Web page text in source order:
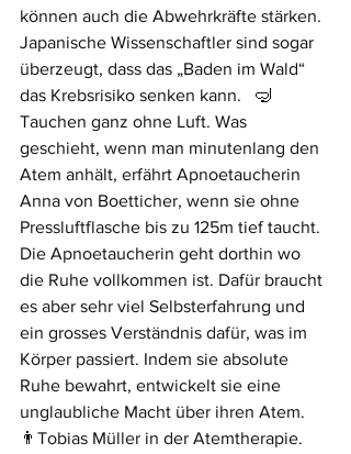
können auch die Abwehrkräfte stärken.
Japanische Wissenschaftler sind sogar
überzeugt, dass das „Baden im Wald“
das Krebsrisiko senken kann.   🤿
Tauchen ganz ohne Luft. Was
geschieht, wenn man minutenlang den
Atem anhält, erfährt Apnoetaucherin
Anna von Boetticher, wenn sie ohne
Pressluftflasche bis zu 125m tief taucht.
Die Apnoetaucherin geht dorthin wo
die Ruhe vollkommen ist. Dafür braucht
es aber sehr viel Selbsterfahrung und
ein grosses Verständnis dafür, was im
Körper passiert. Indem sie absolute
Ruhe bewahrt, entwickelt sie eine
unglaubliche Macht über ihren Atem.
👨Tobias Müller in der Atemtherapie.